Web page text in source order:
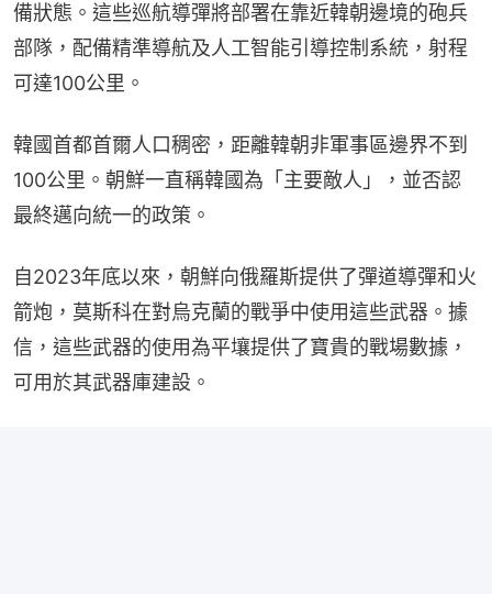
備狀態。這些巡航導彈將部署在靠近韓朝邊境的砲兵
部隊，配備精準導航及人工智能引導控制系統，射程
可達100公里。
韓國首都首爾人口稠密，距離韓朝非軍事區邊界不到
100公里。朝鮮一直稱韓國為「主要敵人」，並否認
最終邁向統一的政策。
自2023年底以來，朝鮮向俄羅斯提供了彈道導彈和火
箭炮，莫斯科在對烏克蘭的戰爭中使用這些武器。據
信，這些武器的使用為平壤提供了寶貴的戰場數據，
可用於其武器庫建設。